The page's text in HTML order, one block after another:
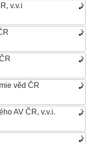
v.v.i
věd ČR
AV ČR, v.v.i.